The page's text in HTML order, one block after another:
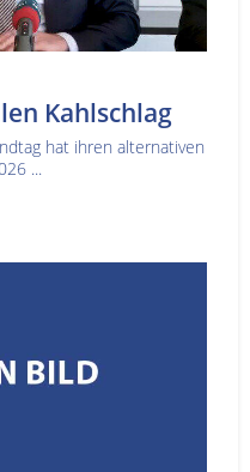
Kahlschlag
hat ihren alternativen
...